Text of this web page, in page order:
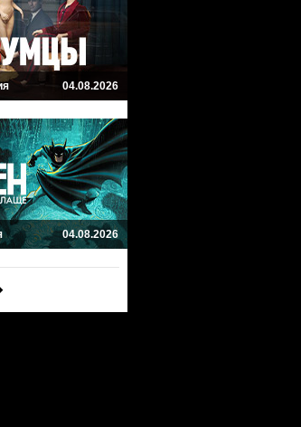
04.08.2026
04.08.2026